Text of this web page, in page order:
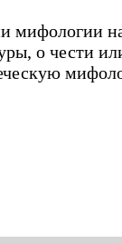
мифологии
о чести